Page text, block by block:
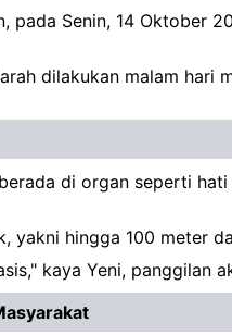
pada Senin, 14 Oktober
dilakukan malam hari
di organ seperti
yakni hingga 100 meter
kaya Yeni, panggilan